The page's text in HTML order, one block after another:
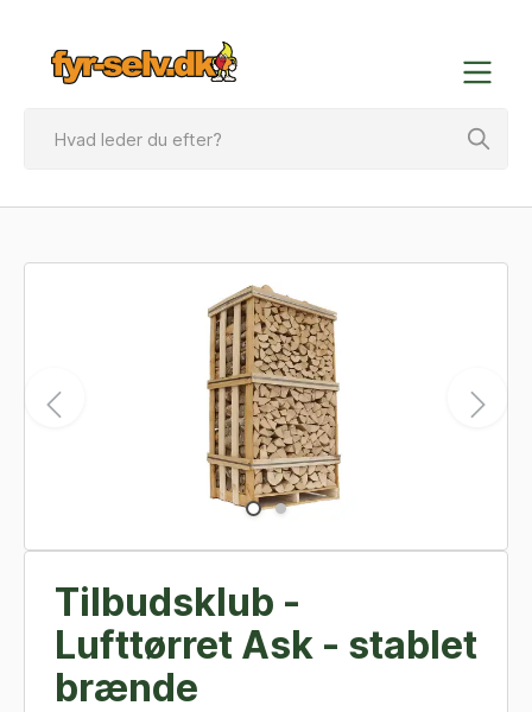
Tilbudsklub -
Lufttørret Ask - stablet
brænde